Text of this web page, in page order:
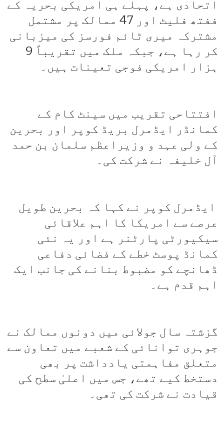
اتحادی ہے، پہلے ہی امریکی بحریہ کے
ففتھ فلیٹ اور 47 ممالک پر مشتمل
مشترکہ میری ٹائم فورسز کی میزبانی
کر رہا ہے، جبکہ ملک میں تقریباً 9
ہزار امریکی فوجی تعینات ہیں۔
افتتاحی تقریب میں سینٹ کام کے
کمانڈر ایڈمرل بریڈ کوپر اور بحرین
کے ولی عہد و وزیراعظم سلمان بن حمد
آل خلیفہ نے شرکت کی۔
ایڈمرل کوپر نے کہا کہ بحرین طویل
عرصے سے امریکا کا اہم علاقائی
سیکیورٹی پارٹنر ہے اور یہ نئی
کمانڈ پوسٹ خطے کے فضائی دفاعی
ڈھانچے کو مضبوط بنانے کی جانب ایک
اہم قدم ہے۔
گزشتہ سال جولائی میں دونوں ممالک نے
جوہری توانائی کے شعبے میں تعاون سے
متعلق مفاہمتی یادداشت پر بھی
دستخط کیے تھے، جس میں اعلیٰ سطح کی
قیادت نے شرکت کی تھی۔